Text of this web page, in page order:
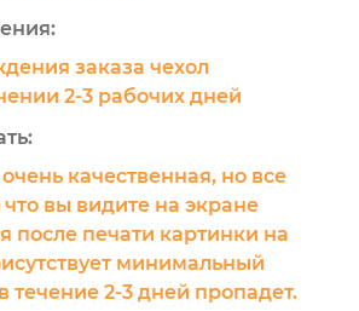
заказа чехол
2-3 рабочих дней
качественная, но все
что вы видите на экране
после печати картинки на
минимальный
течение 2-3 дней пропадет.